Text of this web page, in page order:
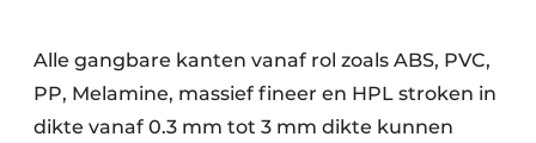
Alle gangbare kanten vanaf rol zoals ABS, PVC,
PP, Melamine, massief fineer en HPL stroken in
dikte vanaf 0.3 mm tot 3 mm dikte kunnen